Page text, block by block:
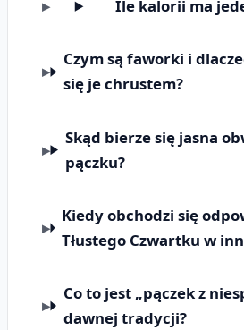
Ile kalorii ma
Czym są faworki i
się je chrustem?
Skąd bierze się jasna
pączku?
Kiedy obchodzi się
Tłustego Czwartku w
Co to jest „pączek z
dawnej tradycji?